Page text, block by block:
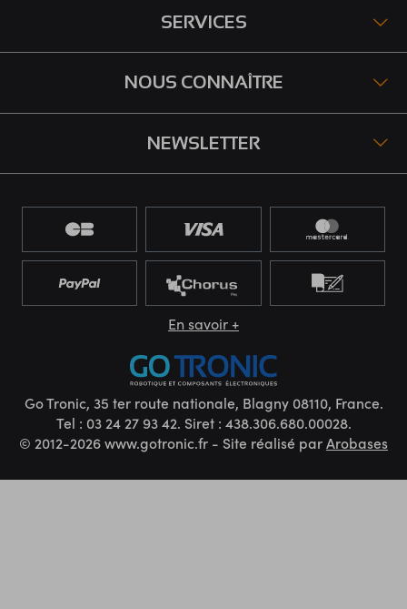
SERVICES
NOUS CONNAÎTRE
NEWSLETTER
En savoir +
Go Tronic, 35 ter route nationale, Blagny 08110, France.
Tel : 03 24 27 93 42. Siret : 438.306.680.00028.
© 2012-2026 www.gotronic.fr - Site réalisé parArobases